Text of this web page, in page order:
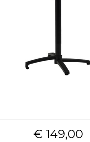
€ 149,00